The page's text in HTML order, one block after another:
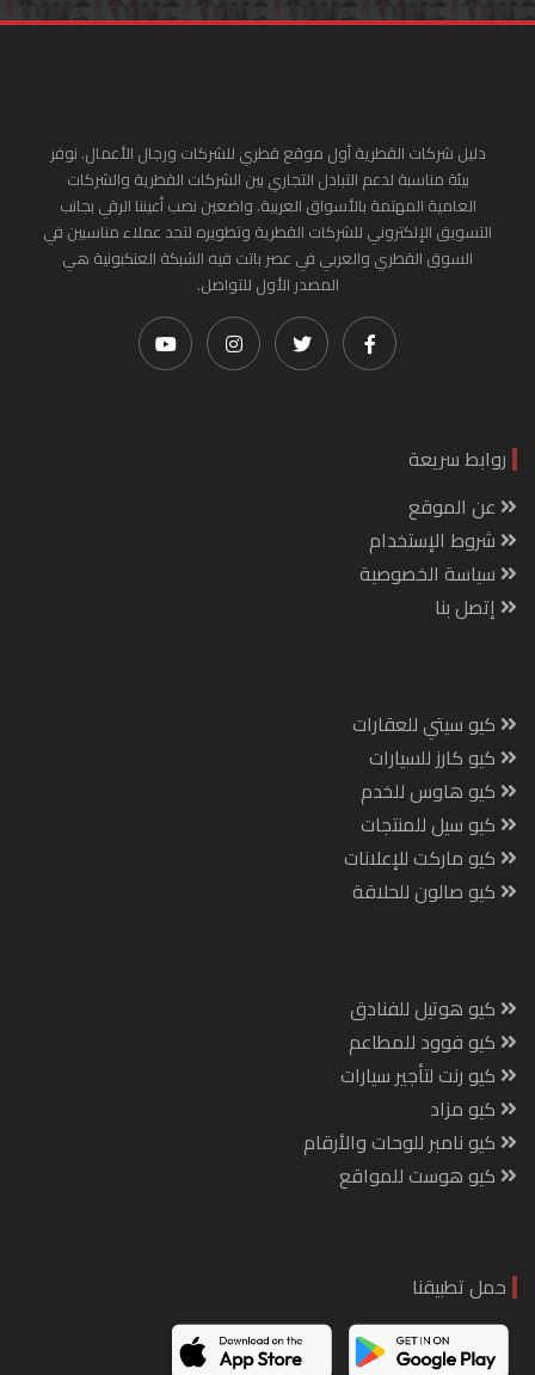
دليل شركات القطرية أول موقع قطري للشركات ورجال الأعمال. نوفر
بيئة مناسبة لدعم التبادل التجاري بين الشركات القطرية والشركات
العامية المهتمة بالأسواق العربية. واضعين نصب أعيننا الرقي بجانب
التسويق الإلكتروني للشركات القطرية وتطويره لتجد عملاء مناسبين في
السوق القطري والعربي في عصر باتت فيه الشبكة العنكبونية هي
المصدر الأول للتواصل.
روابط سريعة
عن الموقع
شروط الإستخدام
سياسة الخصوصية
إتصل بنا
كيو سيتي للعقارات
كيو كارز للسيارات
كيو هاوس للخدم
كيو سيل للمنتجات
كيو ماركت للإعلانات
كيو صالون للحلاقة
كيو هوتيل للفنادق
كيو فوود للمطاعم
كيو رنت لتأجير سيارات
كيو مزاد
كيو نامبر للوحات والأرقام
كيو هوست للمواقع
حمل تطبيقنا